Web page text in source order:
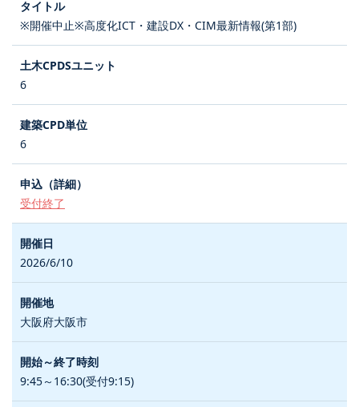
※開催中止※高度化ICT・建設DX・CIM最新情報(第1部)
6
6
受付終了
2026/6/10
大阪府大阪市
9:45～16:30(受付9:15)